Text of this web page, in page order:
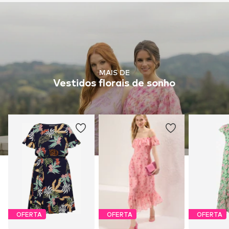
MAIS DE
Vestidos florais de sonho
OFERTA OFERTA OFERTA